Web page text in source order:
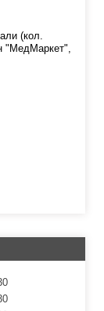
(кол.
"МедМаркет",